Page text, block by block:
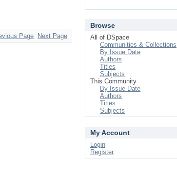
Page Next Page
Browse
All of DSpace
Communities & Collections
By Issue Date
Authors
Titles
Subjects
This Community
By Issue Date
Authors
Titles
Subjects
My Account
Login
Register